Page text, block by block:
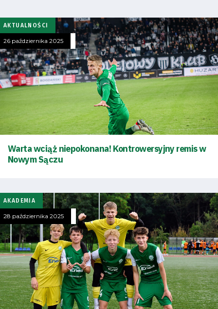
AKTUALNOŚCI
26 października 2025
Warta wciąż niepokonana! Kontrowersyjny remis w
Nowym Sączu
AKADEMIA
28 października 2025